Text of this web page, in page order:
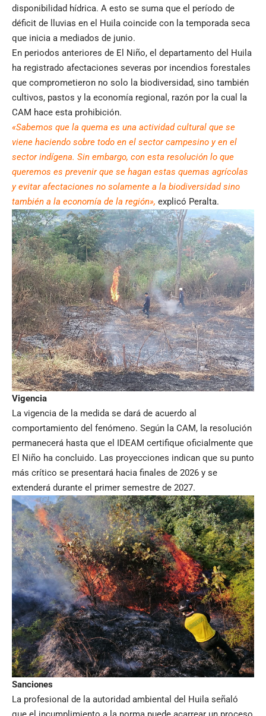
disponibilidad hídrica. A esto se suma que el período de
déficit de lluvias en el Huila coincide con la temporada seca
que inicia a mediados de junio.
En periodos anteriores de El Niño, el departamento del Huila
ha registrado afectaciones severas por incendios forestales
que comprometieron no solo la biodiversidad, sino también
cultivos, pastos y la economía regional, razón por la cual la
CAM hace esta prohibición.
«Sabemos que la quema es una actividad cultural que se
viene haciendo sobre todo en el sector campesino y en el
sector indígena. Sin embargo, con esta resolución lo que
queremos es prevenir que se hagan estas quemas agrícolas
y evitar afectaciones no solamente a la biodiversidad sino
también a la economía de la región», explicó Peralta.
Vigencia
La vigencia de la medida se dará de acuerdo al
comportamiento del fenómeno. Según la CAM, la resolución
permanecerá hasta que el IDEAM certifique oficialmente que
El Niño ha concluido. Las proyecciones indican que su punto
más crítico se presentará hacia finales de 2026 y se
extenderá durante el primer semestre de 2027.
Sanciones
La profesional de la autoridad ambiental del Huila señaló